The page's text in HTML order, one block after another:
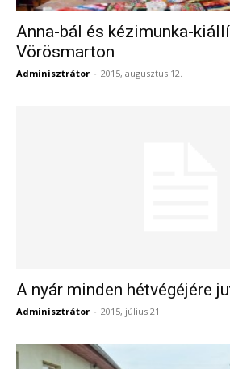
Anna-bál és kézimunka-
Vörösmarton
Adminisztrátor - 2015, augusztus 12.
A nyár minden hétvégéjére
Adminisztrátor - 2015, július 21.